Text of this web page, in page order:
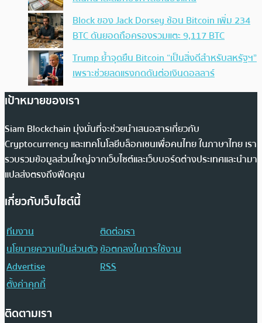
Block ของ Jack Dorsey ช้อน Bitcoin เพิ่ม 234
BTC ดันยอดถือครองรวมแตะ 9,117 BTC
Trump ย้ำจุดยืน Bitcoin “เป็นสิ่งดีสำหรับสหรัฐฯ”
เพราะช่วยลดแรงกดดันต่อเงินดอลลาร์
เป้าหมายของเรา
Siam Blockchain มุ่งมั่นที่จะช่วยนำเสนอสารเกี่ยวกับ
Cryptocurrency และเทคโนโลยีบล็อกเชนเพื่อคนไทย ในภาษาไทย เรา
รวบรวมข้อมูลส่วนใหญ่จากเว็บไซต์และเว็บบอร์ดต่างประเทศและนำมา
แปลส่งตรงถึงฟีดคุณ
เกี่ยวกับเว็บไซต์นี้
ทีมงาน
ติดต่อเรา
นโยบายความเป็นส่วนตัวข้อตกลงในการใช้งาน
Advertise
RSS
ตั้งค่าคุกกี้
ติดตามเรา